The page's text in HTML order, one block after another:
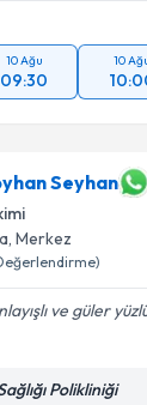
10 Ağu
09:30
10
Seyhan
, Merkez
ve güler
Polikliniği